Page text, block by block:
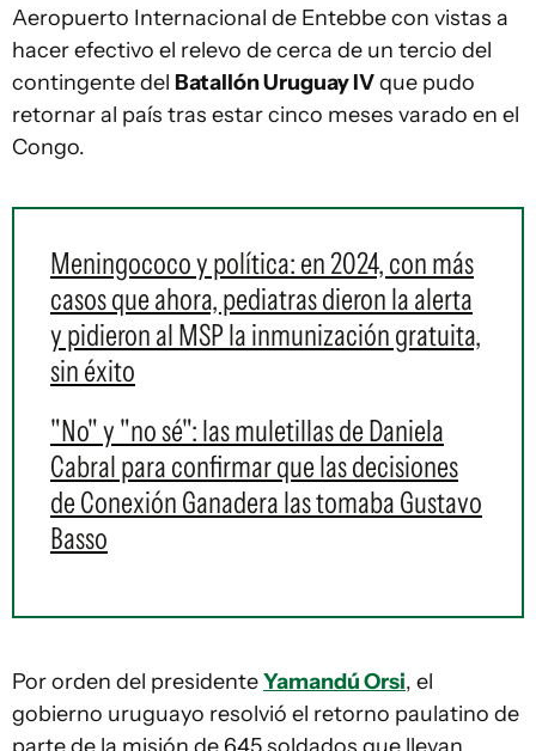
Aeropuerto Internacional de Entebbe con vistas a
hacer efectivo el relevo de cerca de un tercio del
contingente del Batallón Uruguay IVque pudo
retornar al país tras estar cinco meses varado en el
Congo.
Meningococo y política: en 2024, con más
casos que ahora, pediatras dieron la alerta
y pidieron al MSP la inmunización gratuita,
sin éxito
"No" y "no sé": las muletillas de Daniela
Cabral para confirmar que las decisiones
de Conexión Ganadera las tomaba Gustavo
Basso
Por orden del presidenteYamandú Orsi, el
gobierno uruguayo resolvió el retorno paulatino de